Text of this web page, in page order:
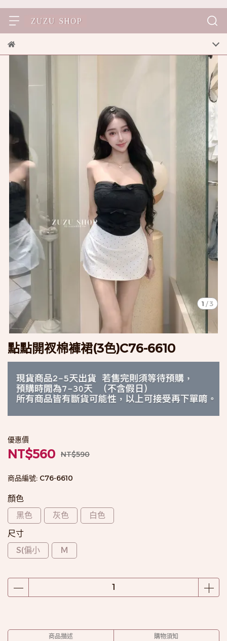
1 / 3
點點開衩棉褲裙(3色)C76-6610
優惠價
NT$560 NT$590
商品編號: C76-6610
顏色
黑色
灰色
白色
尺寸
S(偏小
M
商品描述 購物須知